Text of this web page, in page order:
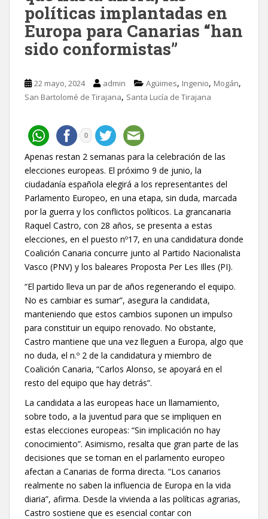
políticas implantadas en
Europa para Canarias “han
sido conformistas”
22 mayo, 2024 admin Agüimes, Ingenio, Mogán,
San Bartolomé de Tirajana, Santa Lucía de Tirajana
0
Apenas restan 2 semanas para la celebración de las
elecciones europeas. El próximo 9 de junio, la
ciudadanía española elegirá a los representantes del
Parlamento Europeo, en una etapa, sin duda, marcada
por la guerra y los conflictos políticos. La grancanaria
Raquel Castro, con 28 años, se presenta a estas
elecciones, en el puesto nº17, en una candidatura donde
Coalición Canaria concurre junto al Partido Nacionalista
Vasco (PNV) y los baleares Proposta Per Les Illes (PI).
“El partido lleva un par de años regenerando el equipo.
No es cambiar es sumar”, asegura la candidata,
manteniendo que estos cambios suponen un impulso
para constituir un equipo renovado. No obstante,
Castro mantiene que una vez lleguen a Europa, algo que
no duda, el n.º 2 de la candidatura y miembro de
Coalición Canaria, “Carlos Alonso, se apoyará en el
resto del equipo que hay detrás”.
La candidata a las europeas hace un llamamiento,
sobre todo, a la juventud para que se impliquen en
estas elecciones europeas: “Sin implicación no hay
conocimiento”. Asimismo, resalta que gran parte de las
decisiones que se toman en el parlamento europeo
afectan a Canarias de forma directa. “Los canarios
realmente no saben la influencia de Europa en la vida
diaria”, afirma. Desde la vivienda a las políticas agrarias,
Castro sostiene que es esencial contar con